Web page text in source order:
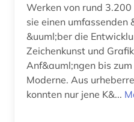
christentum (2)
christliche kunst (5)
cicognara (1)
Werken von rund
sie einen umfassenden
&uuml;ber die
Zeichenkunst und
Anf&auml;ngen bis
Moderne. Aus
konnten nur jene K&...